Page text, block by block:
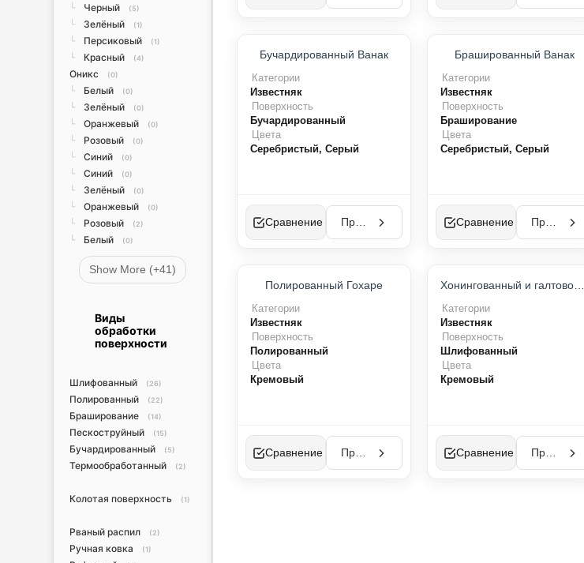
└ Черный (5)
└ Зелёный (1)
└ Персиковый (1)
└ Красный (4)
Оникс (0)
└ Белый (0)
└ Зелёный (0)
└ Оранжевый (0)
└ Розовый (0)
└ Синий (0)
└ Синий (0)
└ Зелёный (0)
└ Оранжевый (0)
└ Розовый (2)
└ Белый (0)
Show More (+41)
Виды
обработки
поверхности
Шлифованный (26)
Полированный (22)
Браширование (14)
Пескоструйный (15)
Бучардированный (5)
Термообработанный (2)
Колотая поверхность (1)
Рваный распил (2)
Ручная ковка (1)
Бучардированный Ванак
Категории
Известняк
Поверхность
Бучардированный
Цвета
Серебристый, Серый
Сравнение Просмотр
Брашированный Ванак
Категории
Известняк
Поверхность
Браширование
Цвета
Серебристый, Серый
Сравнение Просмотр
ХИТ ПРОДАЖ
Полированный Гохаре
Категории
Известняк
Поверхность
Полированный
Цвета
Кремовый
Сравнение Просмотр
Хонингованный и галтовочный Гохаре
Категории
Известняк
Поверхность
Шлифованный
Цвета
Кремовый
Сравнение Просмотр